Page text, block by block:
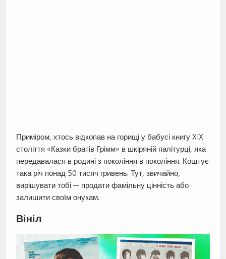
Приміром, хтось відкопав на горищі у бабусі книгу XIX
століття «Казки братів Грімм» в шкіряній палітурці, яка
передавалася в родині з покоління в покоління. Коштує
така річ понад 50 тисяч гривень. Тут, звичайно,
вирішувати тобі — продати фамільну цінність або
залишити своїм онукам.
Вініл